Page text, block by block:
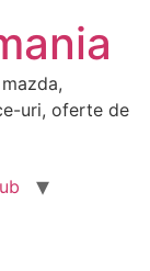
uri, oferte de